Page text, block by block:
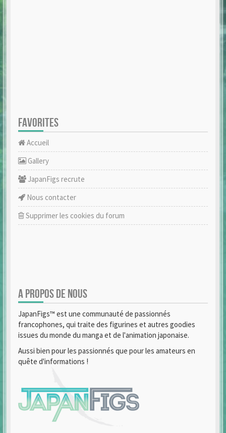
FAVORITES
Accueil
Gallery
JapanFigs recrute
Nous contacter
Supprimer les cookies du forum
A PROPOS DE NOUS
JapanFigs™ est une communauté de passionnés
francophones, qui traite des figurines et autres goodies
issues du monde du manga et de l'animation japonaise.
Aussi bien pour les passionnés que pour les amateurs en
quête d'informations !